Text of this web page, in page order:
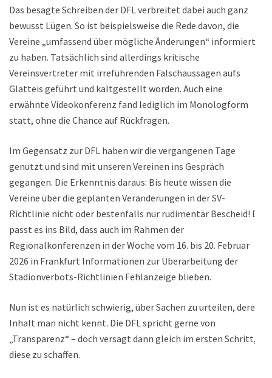
Das besagte Schreiben der DFL verbreitet dabei auch ganz
bewusst Lügen. So ist beispielsweise die Rede davon, die
Vereine „umfassend über mögliche Änderungen“ informiert
zu haben. Tatsächlich sind allerdings kritische
Vereinsvertreter mit irreführenden Falschaussagen aufs
Glatteis geführt und kaltgestellt worden. Auch eine
erwähnte Videokonferenz fand lediglich im Monologform
statt, ohne die Chance auf Rückfragen.
Im Gegensatz zur DFL haben wir die vergangenen Tage
genutzt und sind mit unseren Vereinen ins Gespräch
gegangen. Die Erkenntnis daraus: Bis heute wissen die
Vereine über die geplanten Veränderungen in der SV-
Richtlinie nicht oder bestenfalls nur rudimentär Bescheid! Da
passt es ins Bild, dass auch im Rahmen der
Regionalkonferenzen in der Woche vom 16. bis 20. Februar
2026 in Frankfurt Informationen zur Überarbeitung der
Stadionverbots-Richtlinien Fehlanzeige blieben.
Nun ist es natürlich schwierig, über Sachen zu urteilen, deren
Inhalt man nicht kennt. Die DFL spricht gerne von
„Transparenz“ – doch versagt dann gleich im ersten Schritt,
diese zu schaffen.